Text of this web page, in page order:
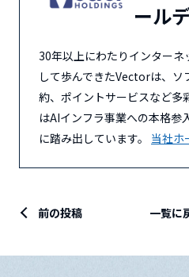
ール
30年以上にわたりインターネ
して歩んできたVectorは、ソ
約、ポイントサービスなど多
はAIインフラ事業への本格参
に踏み出しています。 当社ホ
前の投稿 一覧に